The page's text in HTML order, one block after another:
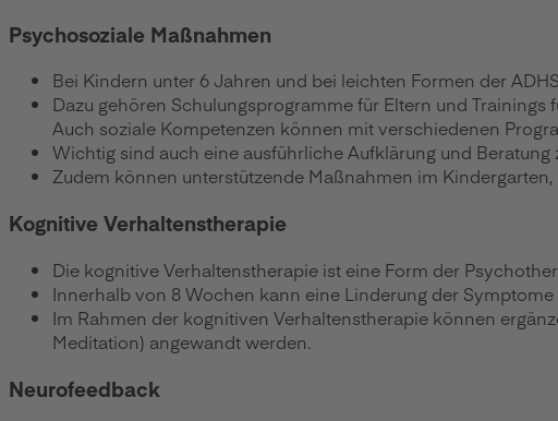
Psychosoziale Maßnahmen
Bei Kindern unter 6 Jahren und bei leichten Formen der
Dazu gehören Schulungsprogramme für Eltern und
Auch soziale Kompetenzen können mit verschiedenen
Wichtig sind auch eine ausführliche Aufklärung und Beratung
Zudem können unterstützende Maßnahmen im
Kognitive Verhaltenstherapie
Die kognitive Verhaltenstherapie ist eine Form der
Innerhalb von 8 Wochen kann eine Linderung der Symptome
Im Rahmen der kognitiven Verhaltenstherapie können
Meditation) angewandt werden.
Neurofeedback